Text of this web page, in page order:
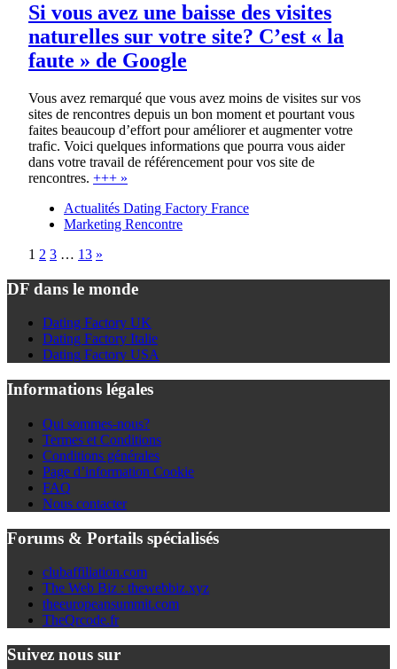
Si vous avez une baisse des visites
naturelles sur votre site? C’est « la
faute » de Google
Vous avez remarqué que vous avez moins de visites sur vos
sites de rencontres depuis un bon moment et pourtant vous
faites beaucoup d’effort pour améliorer et augmenter votre
trafic. Voici quelques informations que pourra vous aider
dans votre travail de référencement pour vos site de
rencontres. +++ »
Actualités Dating Factory France
Marketing Rencontre
1 2 3 … 13 »
DF dans le monde
Dating Factory UK
Dating Factory Italie
Dating Factory USA
Informations légales
Qui sommes-nous?
Termes et Conditions
Conditions générales
Page d’information Cookie
FAQ
Nous contacter
Forums & Portails spécialisés
clubaffiliation.com
The Web Biz : thewebbiz.xyz
theeuropeansummit.com
TheQrcode.fr
Suivez nous sur